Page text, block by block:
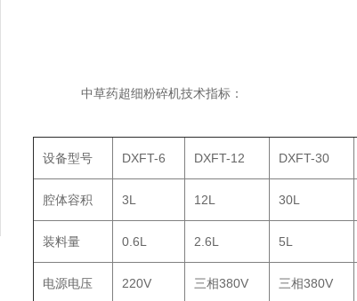
中草药超细粉碎机技术指标：
设备型号 DXFT-6 DXFT-12 DXFT-30
腔体容积 3L 12L 30L
装料量 0.6L 2.6L 5L
电源电压 220V 三相380V 三相380V